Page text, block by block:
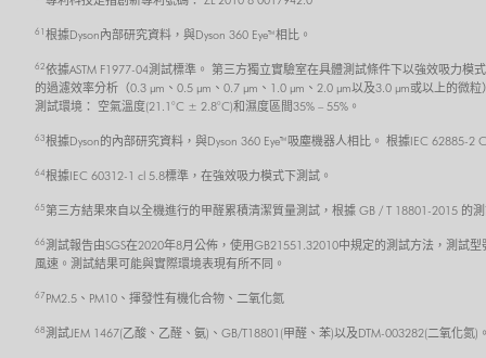
61 根據Dyson內部研究資料，與Dyson 360 Eye™相比。
62依據ASTM F1977-04測試標準。 第三方獨立實驗室在具體測試條件下以強效吸力
的過濾效率分析（0.3 μm、0.5 μm、0.7 μm、1.0 μm、2.0 μm以及3.0 μm或以上的
測試環境： 空氣溫度(21.1°C ± 2.8°C)和濕度區間35% – 55%。
63根據Dyson的內部研究資料，與Dyson 360 Eye™吸塵機器人相比。 根據IEC 62885-2
64根據IEC 60312-1 cl 5.8標準，在強效吸力模式下測試。
65第三方結果來自以全機進行的甲醛累積清潔質量測試，根據 GB / T 18801-2015 的
66 測試報告由SGS在2020年8月公佈，使用GB21551.32010中規定的測試方法，測試
風速。測試結果可能與實際環境表現有所不同。
67 PM2.5、PM10、揮發性有機化合物、二氧化氮
68 測試JEM 1467(乙酸、乙醛、氨)、GB/T18801(甲醛、苯)以及DTM-003282(二氧化